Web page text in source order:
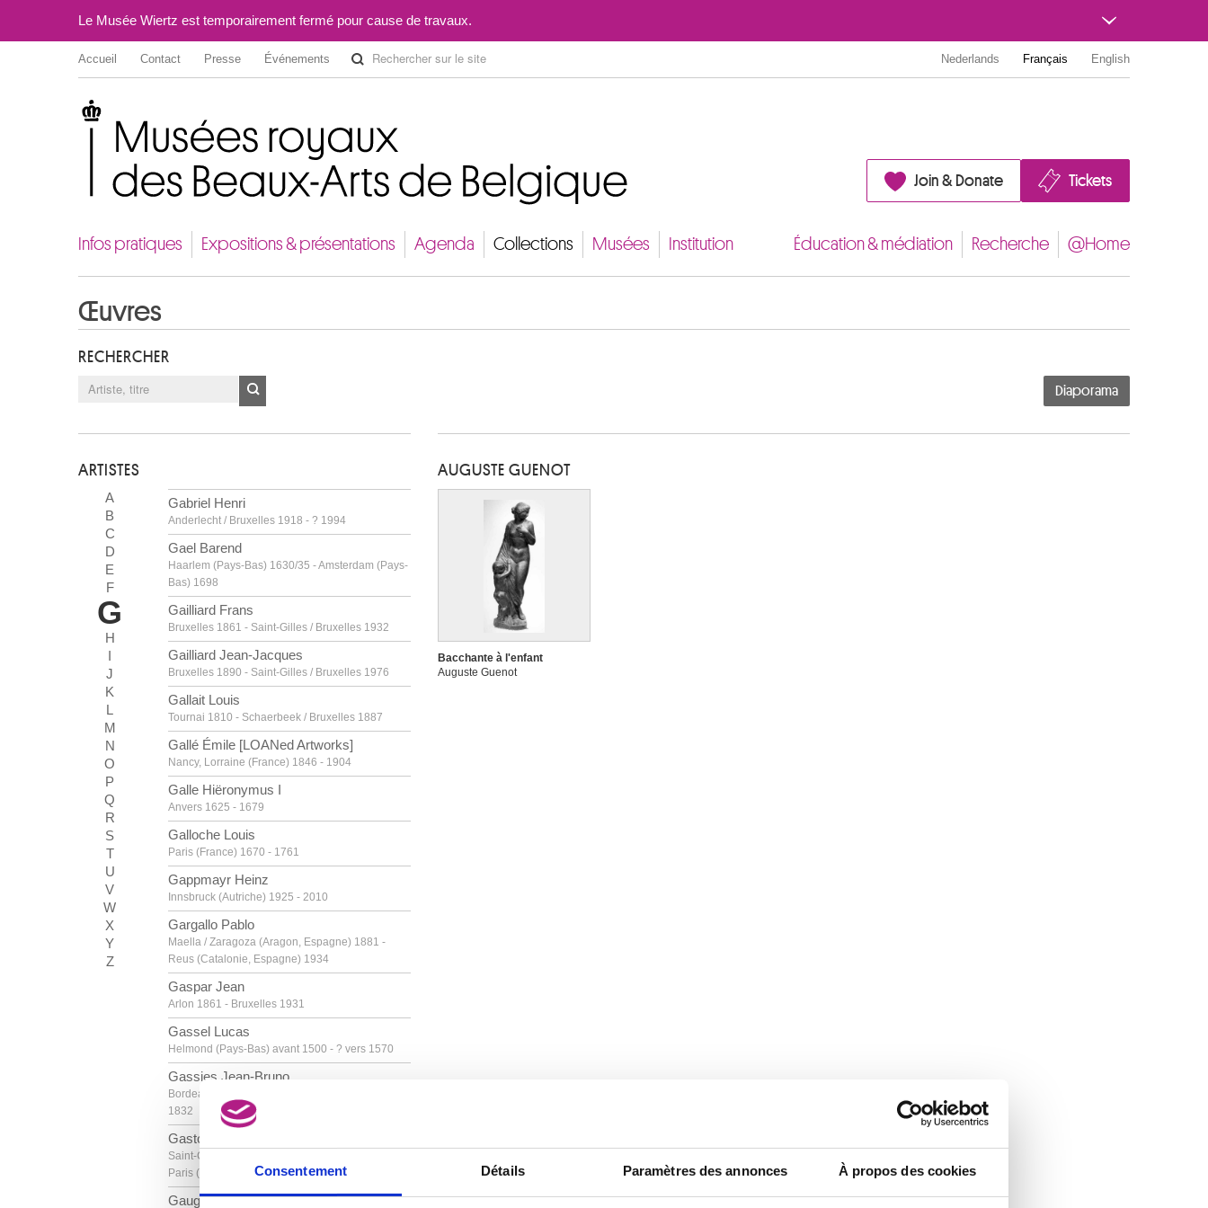
Consentement Détails Paramètres des annonces À propos des cookies
Le Musée Wiertz est temporairement fermé pour cause de travaux.
Accueil Contact Presse Événements Nederlands Français English
Join & Donate Tickets
Infos pratiques Expositions & présentations Agenda Collections Musées Institution Éducation & médiation Recherche @Home
Œuvres
RECHERCHER
ARTISTES
A
B
C
D
E
F
G
H
I
J
K
L
M
N
O
P
Q
R
S
T
U
V
W
X
Y
Z
Gabriel Henri
Anderlecht / Bruxelles 1918 - ? 1994
Gael Barend
Haarlem (Pays-Bas) 1630/35 - Amsterdam (Pays-
Bas) 1698
Gailliard Frans
Bruxelles 1861 - Saint-Gilles / Bruxelles 1932
Gailliard Jean-Jacques
Bruxelles 1890 - Saint-Gilles / Bruxelles 1976
Gallait Louis
Tournai 1810 - Schaerbeek / Bruxelles 1887
Gallé Émile [LOANed Artworks]
Nancy, Lorraine (France) 1846 - 1904
Galle Hiëronymus I
Anvers 1625 - 1679
Galloche Louis
Paris (France) 1670 - 1761
Gappmayr Heinz
Innsbruck (Autriche) 1925 - 2010
Gargallo Pablo
Maella / Zaragoza (Aragon, Espagne) 1881 -
Reus (Catalonie, Espagne) 1934
Gaspar Jean
Arlon 1861 - Bruxelles 1931
Gassel Lucas
Helmond (Pays-Bas) avant 1500 - ? vers 1570
Gassies Jean-Bruno
Bordeaux, Gironde (France) 1786 - Paris (France)
1832
Gaston La Touche
Saint-Cloud (Hauts-de-Seine, France) 1854 -
Paris (France) 1913
Gauguin Paul
Diaporama
AUGUSTE GUENOT
Bacchante à l'enfant
Auguste Guenot